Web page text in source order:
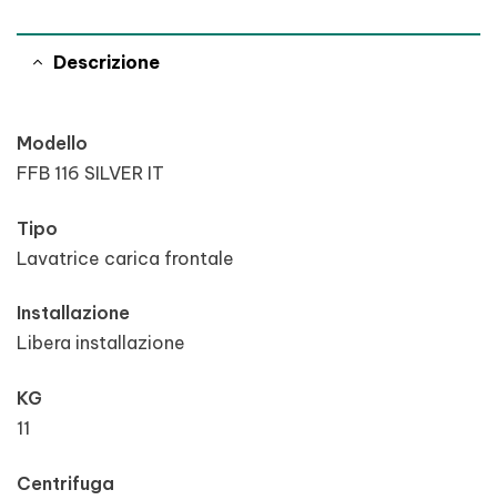
Descrizione
Modello
FFB 116 SILVER IT
Tipo
Lavatrice carica frontale
Installazione
Libera installazione
KG
11
Centrifuga